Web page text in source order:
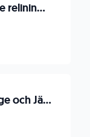
Specialistsäljare relining södra Sverige
Rektor till Vänge och Järlåsa skolor F-6 Uppsala kommun